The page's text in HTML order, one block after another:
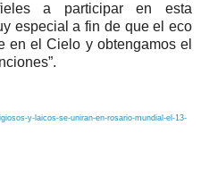
a participar en esta
especial a fin de que el eco
en el Cielo y obtengamos el
y-laicos-se-uniran-en-rosario-mundial-el-13-